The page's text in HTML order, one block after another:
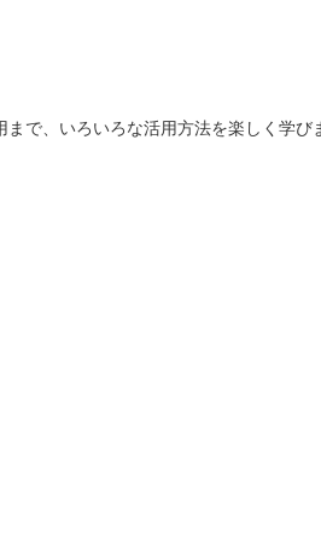
で、いろいろな活用方法を楽しく学び